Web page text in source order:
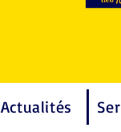
Actualités